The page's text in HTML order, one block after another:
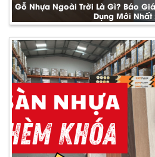
Gỗ Nhựa Ngoài Trời Là Gì? Báo
Dụng Mới Nhất